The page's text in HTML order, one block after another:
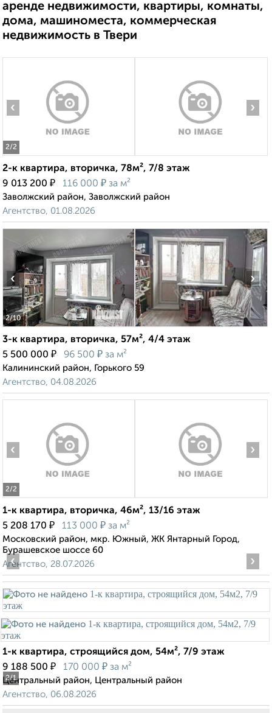
аренде недвижимости, квартиры, комнаты,
дома, машиноместа, коммерческая
недвижимость в Твери
2/2
‹ ›
2-к квартира, вторичка, 78м², 7/8 этаж
9 013 200 ₽ 116 000 ₽ за м²
Заволжский район, Заволжский район
Агентство, 01.08.2026
2/10
‹ ›
3-к квартира, вторичка, 57м², 4/4 этаж
5 500 000 ₽ 96 500 ₽ за м²
Калининский район, Горького 59
Агентство, 04.08.2026
2/2
‹ ›
1-к квартира, вторичка, 46м², 13/16 этаж
5 208 170 ₽ 113 000 ₽ за м²
Московский район, мкр. Южный, ЖК Янтарный Город,
Бурашевское шоссе 60
Агентство, 28.07.2026
2/1
‹ ›
1-к квартира, строящийся дом, 54м², 7/9 этаж
9 188 500 ₽ 170 000 ₽ за м²
Центральный район, Центральный район
Агентство, 06.08.2026